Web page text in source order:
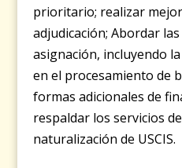
prioritario; realizar
adjudicación; Abordar
asignación, incluyendo
en el procesamiento de
formas adicionales de
respaldar los servicios
naturalización de USCIS.